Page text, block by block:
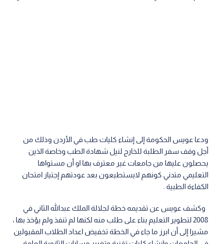
ودعا عويس الحكومة إلى إنشاء كليات طب في الأردن وذلك من
أجل وقف سفر الطلبة للخارج لنيل شهادة الطب وخاصة الذين
يحصلون عليها من جامعات غير معترف بها او أن مستواها
التعليمي متدني كونهم لايستطيعون بعد عودتهم إجتياز امتحان
الكفاءة الطبية .
وكشف عويس عن تقديمه خطة لجلالة الملك عبدالله الثاني في
2008 لتطوير التعليم بناء على طلب منه لكنها لم تنفذ ولم يؤخذ بها ،
مشيرا إلى أن ابرز ما جاء في الخطة تخفيض اعداد الطلاب المقبولين